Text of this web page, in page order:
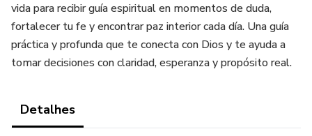
vida para recibir guía espiritual en momentos de duda,
fortalecer tu fe y encontrar paz interior cada día. Una guía
práctica y profunda que te conecta con Dios y te ayuda a
tomar decisiones con claridad, esperanza y propósito real.
Detalhes